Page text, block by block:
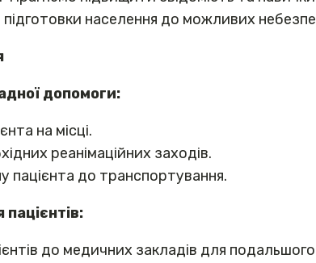
підготовки населення до можливих
допомоги:
на місці.
реанімаційних заходів.
пацієнта до транспортування.
до медичних закладів для подальшого